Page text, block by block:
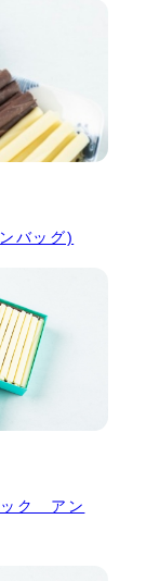
バッグ)
ク アン